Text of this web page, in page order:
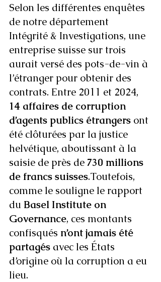
Selon les différentes enquêtes
de notre département
Intégrité & Investigations, une
entreprise suisse sur trois
aurait versé des pots-de-vin à
l’étranger pour obtenir des
contrats. Entre 2011 et 2024,
14 affaires de corruption
d’agents publics étrangers ont
été clôturées par la justice
helvétique, aboutissant à la
saisie de près de 730 millions
de francs suisses.Toutefois,
comme le souligne le rapport
du Basel Institute on
Governance, ces montants
confisqués n’ont jamais été
partagés avec les États
d’origine où la corruption a eu
lieu.